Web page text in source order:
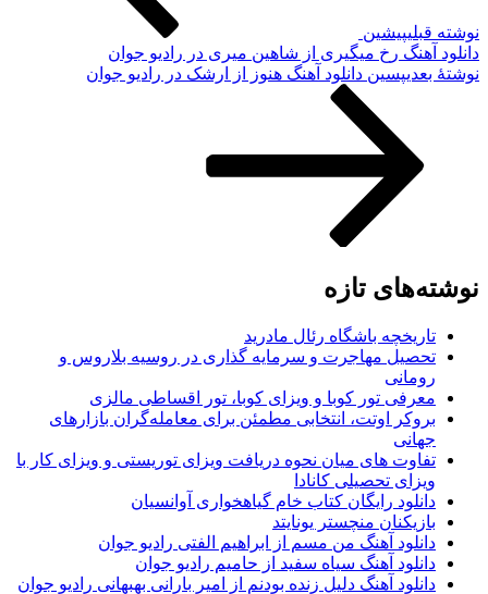
نوشته قبلیپیشین
دانلود آهنگ رخ میگیری از شاهین میری در رادیو جوان
نوشته‌ٔ بعدیپسین دانلود آهنگ هنوز از ارشک در رادیو جوان
نوشته‌های تازه
تاریخچه باشگاه رئال مادرید
تحصیل مهاجرت و سرمایه گذاری در روسیه بلاروس و
رومانی
معرفی تور کوبا و ویزای کوبا، تور اقساطی مالزی
بروکر اوتت، انتخابی مطمئن برای معامله‌گران بازارهای
جهانی
تفاوت های میان نحوه دریافت ویزای توریستی و ویزای کار با
ویزای تحصیلی کانادا
دانلود رایگان کتاب خام گیاهخواری آوانسیان
بازیکنان منچستر یونایتد
دانلود آهنگ من مسم از ابراهیم الفتی رادیو جوان
دانلود آهنگ سیاه سفید از حامیم رادیو جوان
دانلود آهنگ دلیل زنده بودنم از امیر بارانی بهبهانی رادیو جوان